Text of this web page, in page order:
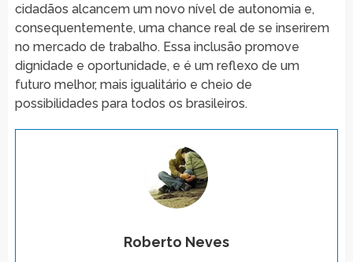
cidadãos alcancem um novo nível de autonomia e,
consequentemente, uma chance real de se inserirem
no mercado de trabalho. Essa inclusão promove
dignidade e oportunidade, e é um reflexo de um
futuro melhor, mais igualitário e cheio de
possibilidades para todos os brasileiros.
Roberto Neves